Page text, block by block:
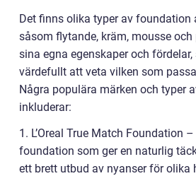
Det finns olika typer av foundation
såsom flytande, kräm, mousse och
sina egna egenskaper och
värdefullt att veta vilken som
Några populära märken och typer
inkluderar:
1. L’Oreal True Match Foundation
foundation som ger en naturlig
ett brett utbud av nyanser för olika